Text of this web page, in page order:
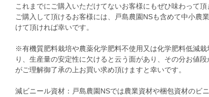
これまでにご購入いただけてないお客様にもぜひ味わって頂
ご購入して頂けるお客様には、戸島農園NSも含めて中小農
けて頂ければ幸いです。
※有機質肥料栽培や農薬化学肥料不使用又は化学肥料低減
り、生産量の安定性に欠けると云う面があり、その分お値
がご理解御了承の上お買い求め頂けますと幸いです。
減ビニール資材：戸島農園NSでは農業資材や梱包資材のビ